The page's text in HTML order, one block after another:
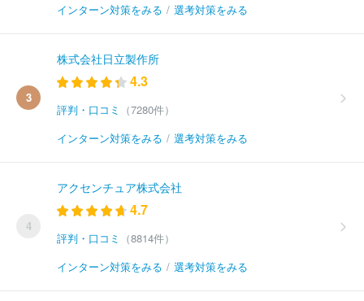
インターン対策をみる / 選考対策をみる
3
株式会社日立製作所
4.3
評判・口コミ
（7280件）
インターン対策をみる / 選考対策をみる
4
アクセンチュア株式会社
4.7
評判・口コミ
（8814件）
インターン対策をみる / 選考対策をみる